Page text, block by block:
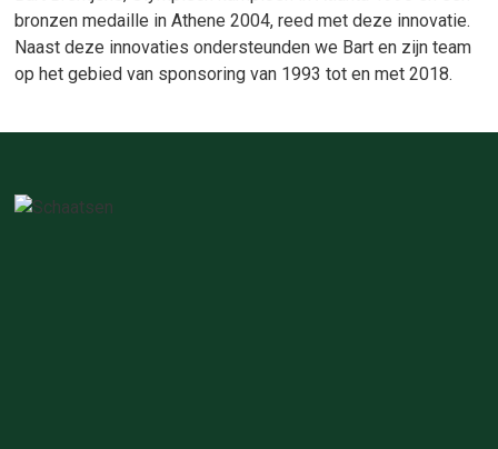
bronzen medaille in Athene 2004, reed met deze innovatie.
Naast deze innovaties ondersteunden we Bart en zijn team
op het gebied van sponsoring van 1993 tot en met 2018.